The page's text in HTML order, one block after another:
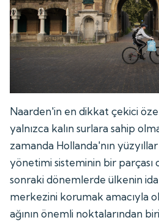
Naarden'in en dikkat çekici
yalnızca kalın surlara sahip
zamanda Hollanda'nın
yönetimi sisteminin bir parçası
sonraki dönemlerde ülkenin
merkezini korumak amacıyla
ağının önemli noktalarından